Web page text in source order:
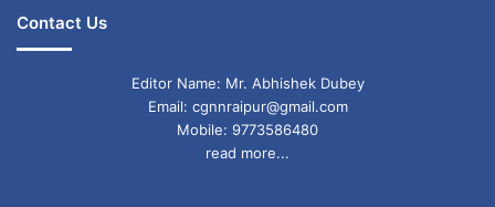
निचले स्तर के अधिकारियों पर आरोप: मंत्री सौरभ भारद्वाज
ने कहा कि जिस ठेकेदार ने यह पेड़ काटे उसने अपने
हलफनामे में इस बात को कहा है कि डीडीए के एग्जीक्यूटिव
इंजीनियर, जेई और ऐई लगातार इस जगह का दौरा करते रहे
Contact Us
Editor Name: Mr. Abhishek Dubey
Email: cgnnraipur@gmail.com
Mobile: 9773586480
read more...